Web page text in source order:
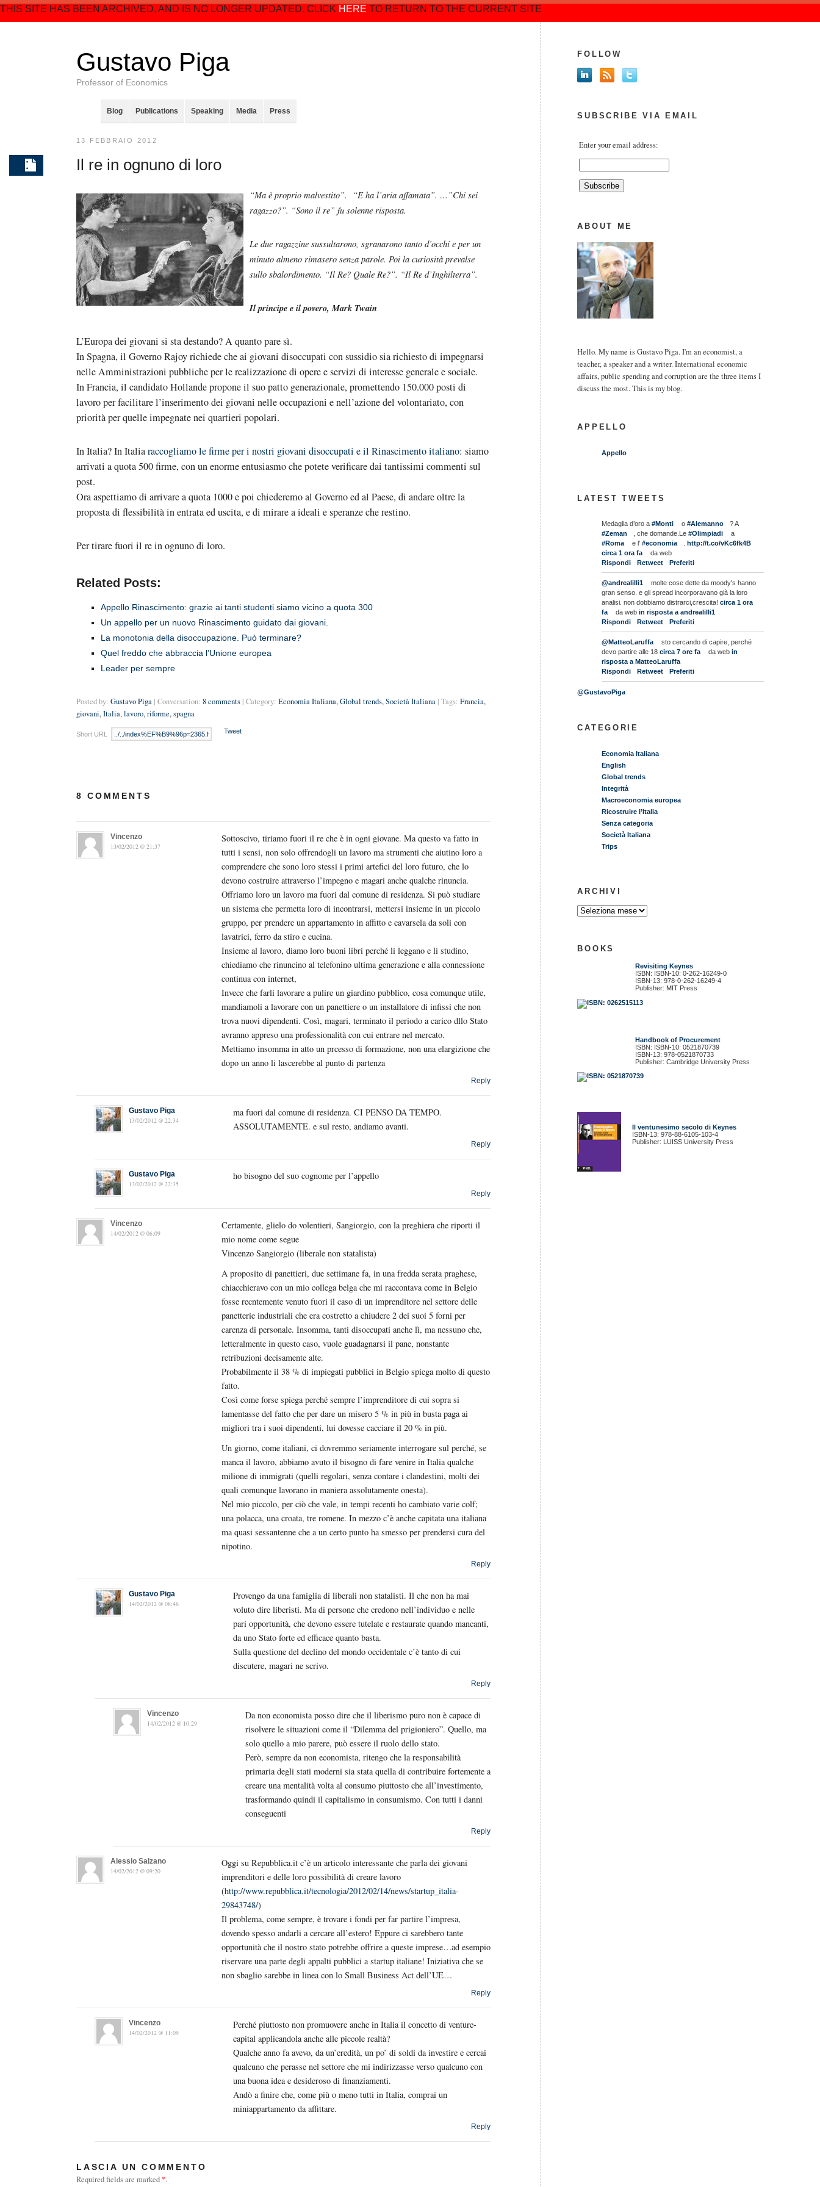
THIS SITE HAS BEEN ARCHIVED, AND IS NO LONGER UPDATED. CLICK HERE TO RETURN TO THE CURRENT SITE
Gustavo Piga
Professor of Economics
Blog Publications Speaking Media Press
13 FEBBRAIO 2012
Il re in ognuno di loro
“Ma è proprio malvestito”. “E ha l’aria affamata”. …”Chi sei
ragazzo?”. “Sono il re” fu solenne risposta.
Le due ragazzine sussultarono, sgranarono tanto d’occhi e per un
minuto almeno rimasero senza parole. Poi la curiosità prevalse
sullo sbalordimento. “Il Re? Quale Re?”. “Il Re d’Inghilterra”.
Il principe e il povero, Mark Twain
L’Europa dei giovani si sta destando? A quanto pare sì.
In Spagna, il Governo Rajoy richiede che ai giovani disoccupati con sussidio sia richiesto di impegnarsi
nelle Amministrazioni pubbliche per le realizzazione di opere e servizi di interesse generale e sociale.
In Francia, il candidato Hollande propone il suo patto generazionale, promettendo 150.000 posti di
lavoro per facilitare l’inserimento dei giovani nelle occupazioni e nell’azione del volontariato, con
priorità per quelle impegnate nei quartieri popolari.
In Italia? In Italiaraccogliamo le firme per i nostri giovani disoccupati e il Rinascimento italiano: siamo
arrivati a quota 500 firme, con un enorme entusiasmo che potete verificare dai tantissimi commenti sul
post.
Ora aspettiamo di arrivare a quota 1000 e poi chiederemo al Governo ed al Paese, di andare oltre la
proposta di flessibilità in entrata ed uscita, e di mirare a ideali e speranze che restino.
Per tirare fuori il re in ognuno di loro.
Related Posts:
Appello Rinascimento: grazie ai tanti studenti siamo vicino a quota 300
Un appello per un nuovo Rinascimento guidato dai giovani.
La monotonia della disoccupazione. Può terminare?
Quel freddo che abbraccia l’Unione europea
Leader per sempre
Posted by: Gustavo Piga | Conversation: 8 comments | Category: Economia Italiana,Global trends,Società Italiana | Tags: Francia,
giovani,Italia,lavoro,riforme,spagna
Short URL Tweet
8 COMMENTS
Vincenzo
13/02/2012 @ 21:37
Sottoscivo, tiriamo fuori il re che è in ogni giovane. Ma questo va fatto in
tutti i sensi, non solo offrendogli un lavoro ma strumenti che aiutino loro a
comprendere che sono loro stessi i primi artefici del loro futuro, che lo
devono costruire attraverso l’impegno e magari anche qualche rinuncia.
Offriamo loro un lavoro ma fuori dal comune di residenza. Si può studiare
un sistema che permetta loro di incontrarsi, mettersi insieme in un piccolo
gruppo, per prendere un appartamento in affitto e cavarsela da soli con
lavatrici, ferro da stiro e cucina.
Insieme al lavoro, diamo loro buoni libri perché li leggano e li studino,
chiediamo che rinuncino al telefonino ultima generazione e alla connessione
continua con internet,
Invece che farli lavorare a pulire un giardino pubblico, cosa comunque utile,
mandiamoli a lavorare con un panettiere o un installatore di infissi che non
trova nuovi dipendenti. Così, magari, terminato il periodo a carico dllo Stato
avranno appreso una professionalità con cui entrare nel mercato.
Mettiamo insomma in atto un prcesso di formazione, non una elargizione che
dopo un anno li lascerebbe al punto di partenza
Reply
Gustavo Piga
13/02/2012 @ 22:34
ma fuori dal comune di residenza. CI PENSO DA TEMPO.
ASSOLUTAMENTE. e sul resto, andiamo avanti.
Reply
Gustavo Piga
13/02/2012 @ 22:35
ho bisogno del suo cognome per l’appello
Reply
Vincenzo
14/02/2012 @ 06:09
Certamente, glielo do volentieri, Sangiorgio, con la preghiera che riporti il
mio nome come segue
Vincenzo Sangiorgio (liberale non statalista)
A proposito di panettieri, due settimane fa, in una fredda serata praghese,
chiacchieravo con un mio collega belga che mi raccontava come in Belgio
fosse recntemente venuto fuori il caso di un imprenditore nel settore delle
panetterie industriali che era costretto a chiudere 2 dei suoi 5 forni per
carenza di personale. Insomma, tanti disoccupati anche lì, ma nessuno che,
letteralmente in questo caso, vuole guadagnarsi il pane, nonstante
retribuzioni decisamente alte.
Probabilmente il 38 % di impiegati pubblici in Belgio spiega molto di questo
fatto.
Così come forse spiega perché sempre l’imprenditore di cui sopra si
lamentasse del fatto che per dare un misero 5 % in più in busta paga ai
migliori tra i suoi dipendenti, lui dovesse cacciare il 20 % in più.
Un giorno, come italiani, ci dovremmo seriamente interrogare sul perché, se
manca il lavoro, abbiamo avuto il bisogno di fare venire in Italia qualche
milione di immigrati (quelli regolari, senza contare i clandestini, molti dei
quali comunque lavorano in maniera assolutamente onesta).
Nel mio piccolo, per ciò che vale, in tempi recenti ho cambiato varie colf;
una polacca, una croata, tre romene. In mezzo c’è anche capitata una italiana
ma quasi sessantenne che a un certo punto ha smesso per prendersi cura del
nipotino.
Reply
Gustavo Piga
14/02/2012 @ 08:46
Provengo da una famiglia di liberali non statalisti. Il che non ha mai
voluto dire liberisti. Ma di persone che credono nell’individuo e nelle
pari opportunità, che devono essere tutelate e restaurate quando mancanti,
da uno Stato forte ed efficace quanto basta.
Sulla questione del declino del mondo occidentale c’è tanto di cui
discutere, magari ne scrivo.
Reply
Vincenzo
14/02/2012 @ 10:29
Da non economista posso dire che il liberismo puro non è capace di
risolvere le situazioni come il “Dilemma del prigioniero”. Quello, ma
solo quello a mio parere, può essere il ruolo dello stato.
Però, sempre da non economista, ritengo che la responsabilità
primaria degli stati moderni sia stata quella di contribuire fortemente a
creare una mentalità volta al consumo piuttosto che all’investimento,
trasformando quindi il capitalismo in consumismo. Con tutti i danni
conseguenti
Reply
Alessio Salzano
14/02/2012 @ 09:20
Oggi su Repubblica.it c’è un articolo interessante che parla dei giovani
imprenditori e delle loro possibilità di creare lavoro
(http://www.repubblica.it/tecnologia/2012/02/14/news/startup_italia-
29843748/)
Il problema, come sempre, è trovare i fondi per far partire l’impresa,
dovendo spesso andarli a cercare all’estero! Eppure ci sarebbero tante
opportunità che il nostro stato potrebbe offrire a queste imprese…ad esempio
riservare una parte degli appalti pubblici a startup italiane! Iniziativa che se
non sbaglio sarebbe in linea con lo Small Business Act dell’UE…
Reply
Vincenzo
14/02/2012 @ 11:09
Perché piuttosto non promuovere anche in Italia il concetto di venture-
capital applicandola anche alle piccole realtà?
Qualche anno fa avevo, da un’eredità, un po’ di soldi da investire e cercai
qualcuno che perasse nel settore che mi indirizzasse verso qualcuno con
una buona idea e desideroso di finanziamenti.
Andò a finire che, come più o meno tutti in Italia, comprai un
miniappartamento da affittare.
Reply
LASCIA UN COMMENTO
Required fields are marked *.
FOLLOW
SUBSCRIBE VIA EMAIL
Enter your email address:
ABOUT ME
Hello. My name is Gustavo Piga. I'm an economist, a
teacher, a speaker and a writer. International economic
affairs, public spending and corruption are the three items I
discuss the most. This is my blog.
APPELLO
Appello
LATEST TWEETS
Medaglia d’oro a#Monti o#Alemanno
? A
#Zeman
, che domande.Le#Olimpiadi
a
#Roma
e l'#economia .http://t.co/vKc6fk4B
circa 1 ora fa
da web
Rispondi
Retweet Preferiti
@andrealilli1
molte cose dette da moody's hanno
gran senso. e gli spread incorporavano già la loro
analisi. non dobbiamo distrarci,crescita! circa 1 ora
fa
da web in risposta a andrealilli1
Rispondi
Retweet Preferiti
@MatteoLaruffa
sto cercando di capire, perché
devo partire alle 18 circa 7 ore fa da web in
risposta a MatteoLaruffa
Rispondi
Retweet Preferiti
@GustavoPiga
CATEGORIE
Economia Italiana
English
Global trends
Integrità
Macroeconomia europea
Ricostruire l’Italia
Senza categoria
Società Italiana
Trips
ARCHIVI
BOOKS
Revisiting Keynes
ISBN: ISBN-10: 0-262-16249-0
ISBN-13: 978-0-262-16249-4
Publisher: MIT Press
Handbook of Procurement
ISBN: ISBN-10: 0521870739
ISBN-13: 978-0521870733
Publisher: Cambridge University Press
Il ventunesimo secolo di Keynes
ISBN-13: 978-88-6105-103-4
Publisher: LUISS University Press